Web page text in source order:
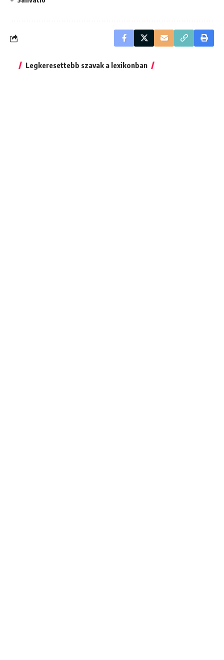
Legkeresettebb szavak a lexikonban